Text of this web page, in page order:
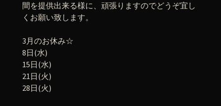
間を提供出来る様に、頑張りますのでどうぞ宜し
くお願い致します。
3月のお休み☆
8日(水)
15日(水)
21日(火)
28日(火)